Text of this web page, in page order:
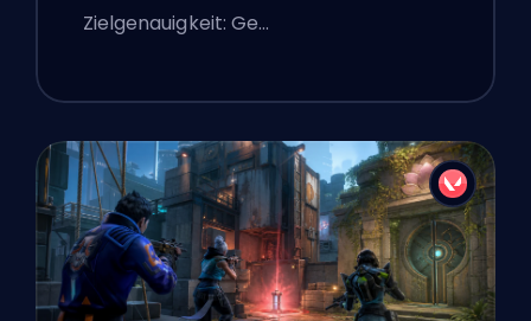
Zielgenauigkeit: Ge…